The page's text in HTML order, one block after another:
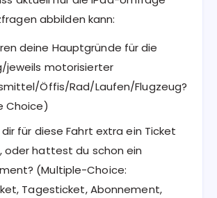
abbilden kann:
deine Hauptgründe für die
jeweils motorisierter
Öffis/Rad/Laufen/Flugzeug?
Choice)
für diese Fahrt extra ein Ticket
oder hattest du schon ein
(Multiple-Choice:
Tagesticket, Abonnement,